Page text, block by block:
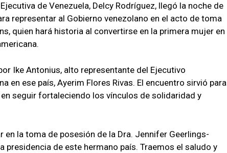
de Venezuela, Delcy Rodríguez, llegó la noche de
representar al Gobierno venezolano en el acto de toma
quien hará historia al convertirse en la primera mujer en
Ike Antonius, alto representante del Ejecutivo
en ese país, Ayerim Flores Rivas. El encuentro sirvió para
seguir fortaleciendo los vínculos de solidaridad y
en la toma de posesión de la Dra. Jennifer Geerlings-
presidencia de este hermano país. Traemos el saludo y